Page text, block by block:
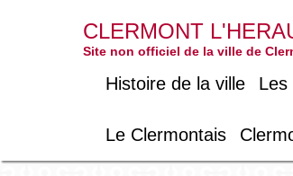
CLERMONT
Site non officiel de la ville de
Histoire de la ville Les
Le Clermontais